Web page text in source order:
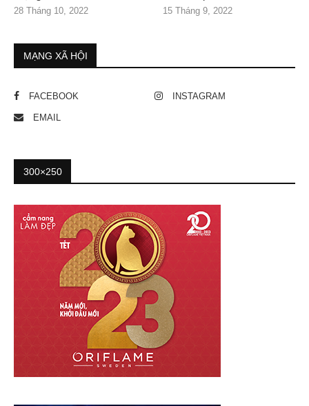
28 Tháng 10, 2022 15 Tháng 9, 2022
MẠNG XÃ HỘI
FACEBOOK INSTAGRAM
EMAIL
300×250